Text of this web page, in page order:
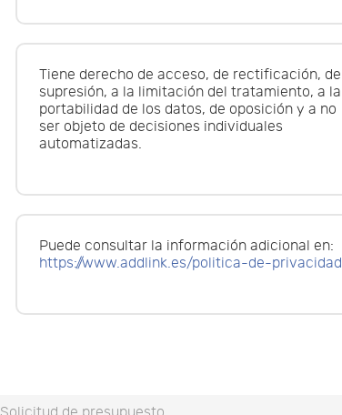
Tiene derecho de acceso, de rectificación, de
supresión, a la limitación del tratamiento, a la
portabilidad de los datos, de oposición y a no
ser objeto de decisiones individuales
automatizadas.
Puede consultar la información adicional en:
https://www.addlink.es/politica-de-privacidad